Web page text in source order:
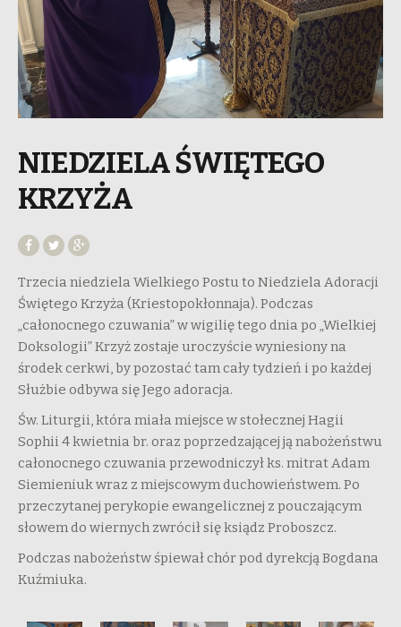
NIEDZIELA ŚWIĘTEGO
KRZYŻA
Trzecia niedziela Wielkiego Postu to Niedziela Adoracji
Świętego Krzyża (Kriestopokłonnaja). Podczas
„całonocnego czuwania” w wigilię tego dnia po „Wielkiej
Doksologii” Krzyż zostaje uroczyście wyniesiony na
środek cerkwi, by pozostać tam cały tydzień i po każdej
Służbie odbywa się Jego adoracja.
Św. Liturgii, która miała miejsce w stołecznej Hagii
Sophii 4 kwietnia br. oraz poprzedzającej ją nabożeństwu
całonocnego czuwania przewodniczył ks. mitrat Adam
Siemieniuk wraz z miejscowym duchowieństwem. Po
przeczytanej perykopie ewangelicznej z pouczającym
słowem do wiernych zwrócił się ksiądz Proboszcz.
Podczas nabożeństw śpiewał chór pod dyrekcją Bogdana
Kuźmiuka.